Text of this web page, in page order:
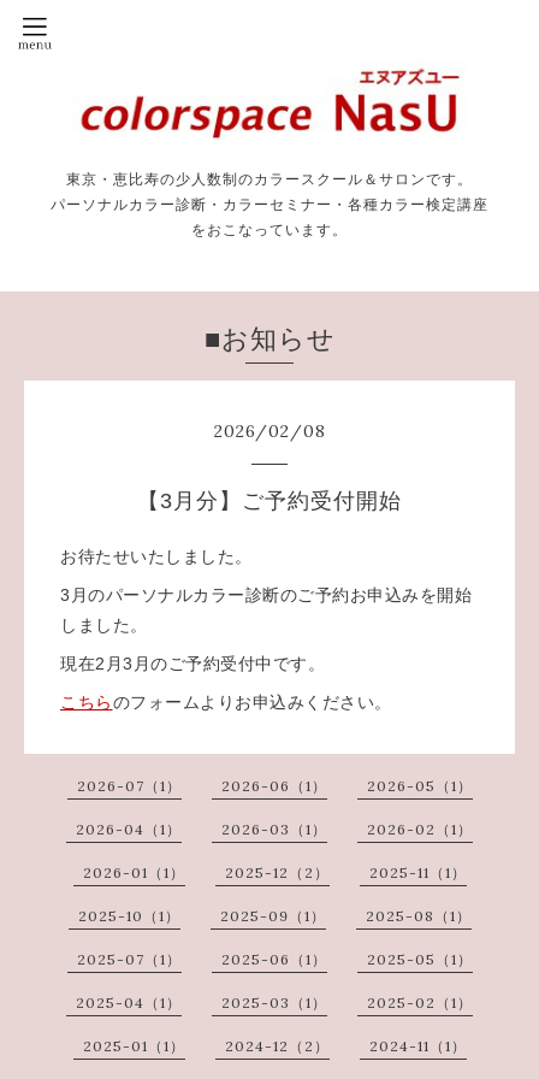
東京・恵比寿の少人数制のカラースクール＆サロンです。
パーソナルカラー診断・カラーセミナー・各種カラー検定講座
をおこなっています。
■お知らせ
2026/02/08
【3月分】ご予約受付開始
お待たせいたしました。
3月のパーソナルカラー診断のご予約お申込みを開始
しました。
現在2月3月のご予約受付中です。
こちらのフォームよりお申込みください。
2026-07（1） 2026-06（1） 2026-05（1）
2026-04（1） 2026-03（1） 2026-02（1）
2026-01（1） 2025-12（2） 2025-11（1）
2025-10（1） 2025-09（1） 2025-08（1）
2025-07（1） 2025-06（1） 2025-05（1）
2025-04（1） 2025-03（1） 2025-02（1）
2025-01（1） 2024-12（2） 2024-11（1）